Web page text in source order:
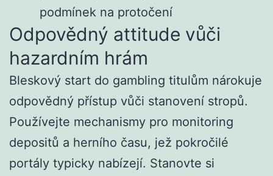
podmínek na protočení
Odpovědný attitude vůči
hazardním hrám
Bleskový start do gambling titulům nárokuje
odpovědný přístup vůči stanovení stropů.
Používejte mechanismy pro monitoring
depositů a herního času, jež pokročilé
portály typicky nabízejí. Stanovte si